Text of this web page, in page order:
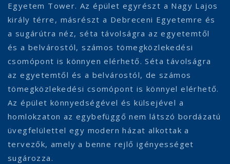
Egyetem Tower. Az épület egyrészt a Nagy Lajos
király térre, másrészt a Debreceni Egyetemre és
a sugárútra néz, séta távolságra az egyetemtől
és a belvárostól, számos tömegközlekedési
csomópont is könnyen elérhető. Séta távolságra
az egyetemtől és a belvárostól, de számos
tömegközlekedési csomópont is könnyel elérhető.
Az épület könnyedségével és külsejével a
homlokzaton az egybefüggő nem látszó bordázatú
üvegfelülettel egy modern házat alkottak a
tervezők, amely a benne rejlő igényességet
sugározza.